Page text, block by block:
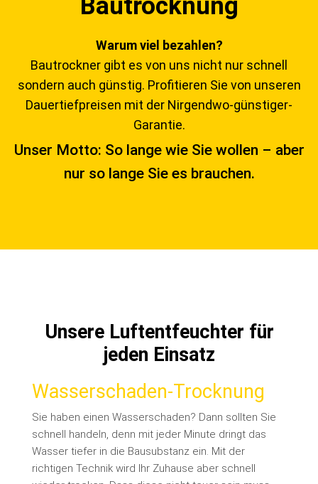
Warum viel bezahlen?
Bautrockner gibt es von uns nicht nur schnell
sondern auch günstig. Profitieren Sie von unseren
Dauertiefpreisen mit der Nirgendwo-günstiger-
Garantie.
Unser Motto: So lange wie Sie wollen – aber
nur so lange Sie es brauchen.
Unsere Luftentfeuchter für
jeden Einsatz
Wasserschaden-Trocknung
Sie haben einen Wasserschaden? Dann sollten Sie
schnell handeln, denn mit jeder Minute dringt das
Wasser tiefer in die Bausubstanz ein. Mit der
richtigen Technik wird Ihr Zuhause aber schnell